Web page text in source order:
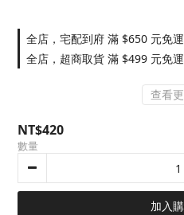
全店，宅配到府 滿 $650 元免運
全店，超商取貨 滿 $499 元免運
查看
NT$420
數量
加入